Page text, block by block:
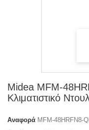
Midea MFM-
Κλιματιστικό
Αναφορά MFM-48HRFN8-